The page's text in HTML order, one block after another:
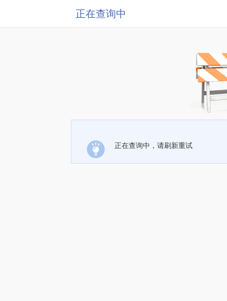
正在查询中
正在查询中，请刷新重试